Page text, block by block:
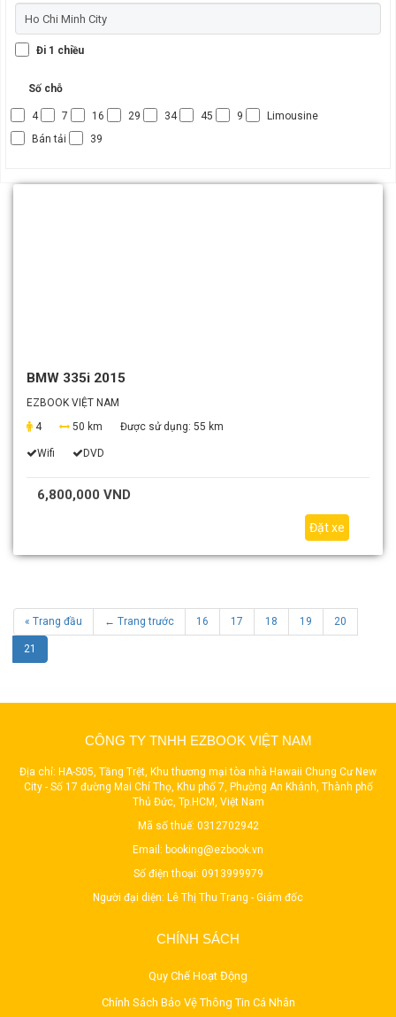
Đi 1 chiều
Số chỗ
4 7 16 29 34 45 9
Limousine
Bán tải
39
BMW 335i 2015
EZBOOK VIỆT NAM
4
50 km Được sử dụng: 55 km
Wifi DVD
6,800,000 VND
Đặt xe
« Trang đầu ← Trang trước 16 17 18 19 20
21
CÔNG TY TNHH EZBOOK VIỆT NAM
Địa chỉ: HA-S05, Tầng Trệt, Khu thương mại tòa nhà Hawaii Chung Cư New
City - Số 17 đường Mai Chí Thọ, Khu phố 7, Phường An Khánh, Thành phố
Thủ Đức, Tp.HCM, Việt Nam
Mã số thuế: 0312702942
Email: booking@ezbook.vn
Số điện thoại: 0913999979
Người đại diện: Lê Thị Thu Trang - Giám đốc
CHÍNH SÁCH
Quy Chế Hoạt Động
Chính Sách Bảo Vệ Thông Tin Cá Nhân